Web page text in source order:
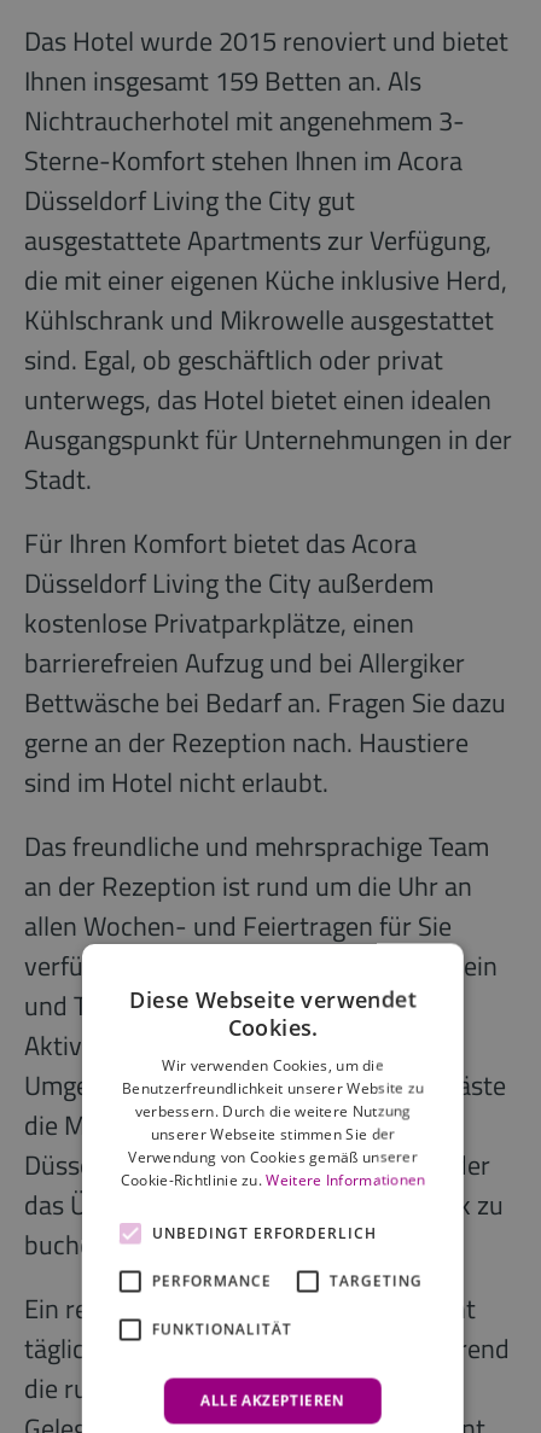
Das Hotel wurde 2015 renoviert und bietet
Ihnen insgesamt 159 Betten an. Als
Nichtraucherhotel mit angenehmem 3-
Sterne-Komfort stehen Ihnen im Acora
Düsseldorf Living the City gut
ausgestattete Apartments zur Verfügung,
die mit einer eigenen Küche inklusive Herd,
Kühlschrank und Mikrowelle ausgestattet
sind. Egal, ob geschäftlich oder privat
unterwegs, das Hotel bietet einen idealen
Ausgangspunkt für Unternehmungen in der
Stadt.
Für Ihren Komfort bietet das Acora
Düsseldorf Living the City außerdem
kostenlose Privatparkplätze, einen
barrierefreien Aufzug und bei Allergiker
Bettwäsche bei Bedarf an. Fragen Sie dazu
gerne an der Rezeption nach. Haustiere
sind im Hotel nicht erlaubt.
Das freundliche und mehrsprachige Team
an der Rezeption ist rund um die Uhr an
allen Wochen- und Feiertragen für Sie
verfügbar, um bei Fragen behilflich zu sein
und Tipps zu Sehenswürdigkeiten und
Aktivitäten in Düsseldorf und der
Umgebung zu geben. Zudem können Gäste
die Möglichkeit nutzen, in ihrem Acora
Düsseldorf Living the City zu kochen oder
das Übernachtungspaket mit Frühstück zu
buchen.
Ein reichhaltiges Frühstücksbuffet steht
täglich im Frühstücksraum bereit, während
die rund um die Uhr geöffnete Bar
Diese Webseite verwendet
Cookies.
Wir verwenden Cookies, um die
Benutzerfreundlichkeit unserer Website zu
verbessern. Durch die weitere Nutzung
unserer Webseite stimmen Sie der
Verwendung von Cookies gemäß unserer
Cookie-Richtlinie zu.Weitere Informationen
UNBEDINGT ERFORDERLICH
PERFORMANCE TARGETING
FUNKTIONALITÄT
ALLE AKZEPTIEREN